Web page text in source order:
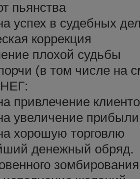
пьянства
успех в судебных
коррекция
плохой судьбы
(в том числе на
привлечение
увеличение прибыли
хорошую торговлю
денежный обряд.